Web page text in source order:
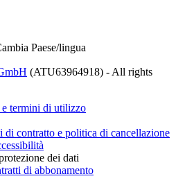
Paese/lingua
(ATU63964918) - All rights
termini di utilizzo
di contratto e politica di cancellazione
dei dati
di abbonamento